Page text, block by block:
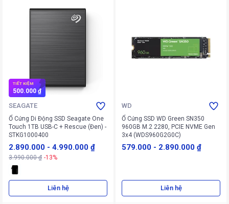
TIẾT KIỆM
500.000 ₫
SEAGATE
Ổ Cứng Di Động SSD Seagate One
Touch 1TB USB-C + Rescue (Đen) -
STKG1000400
2.890.000 - 4.990.000 ₫
3.990.000 ₫ -13%
Liên hệ
WD
Ổ Cứng SSD WD Green SN350
960GB M.2 2280, PCIE NVME Gen
3x4 (WDS960G2G0C)
579.000 - 2.890.000 ₫
Liên hệ